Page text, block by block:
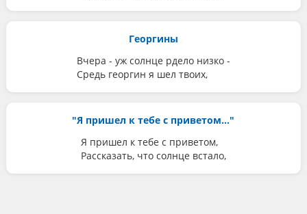
Георгины
Вчера - уж солнце рдело низко -
Средь георгин я шел твоих,
"Я пришел к тебе с приветом..."
Я пришел к тебе с приветом,
Рассказать, что солнце встало,